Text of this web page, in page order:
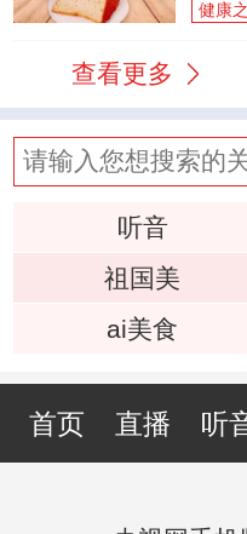
健康
查看更多
听音
祖国美
ai美食
首页 直播 听